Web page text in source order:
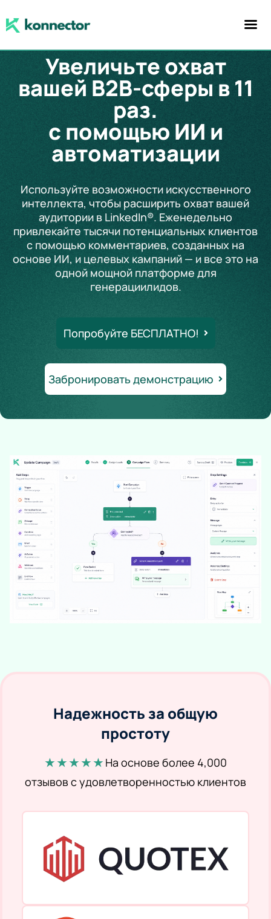
Увеличьте охват
вашей B2B-сферы в 11
раз.
с помощью ИИ и
автоматизации
Используйте возможности искусственного
интеллекта, чтобы расширить охват вашей
аудитории в LinkedIn®. Еженедельно
привлекайте тысячи потенциальных клиентов
с помощью комментариев, созданных на
основе ИИ, и целевых кампаний — и все это на
одной мощной платформе для
генерациилидов.
Попробуйте БЕСПЛАТНО!
Забронировать демонстрацию
Надежность за общую
простоту
★ ★ ★ ★ ★ На основе более 4,000
отзывов с удовлетворенностью клиентов